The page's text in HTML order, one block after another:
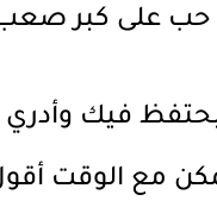
حب على كبر صعب
فيك وأدري
مع الوقت